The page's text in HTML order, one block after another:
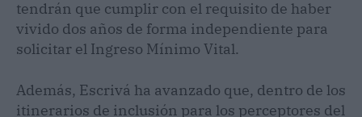
tendrán que cumplir con el requisito de haber
vivido dos años de forma independiente para
solicitar el Ingreso Mínimo Vital.
Además, Escrivá ha avanzado que, dentro de los
itinerarios de inclusión para los perceptores del